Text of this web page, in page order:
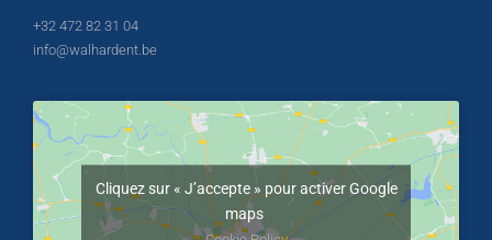
+32 472 82 31 04
info@walhardent.be
Cliquez sur « J’accepte » pour activer Google
maps